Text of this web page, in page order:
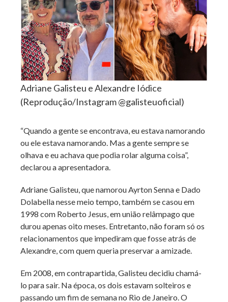
Adriane Galisteu e Alexandre Iódice
(Reprodução/Instagram @galisteuoficial)
“Quando a gente se encontrava, eu estava namorando
ou ele estava namorando. Mas a gente sempre se
olhava e eu achava que podia rolar alguma coisa”,
declarou a apresentadora.
Adriane Galisteu, que namorou Ayrton Senna e Dado
Dolabella nesse meio tempo, também se casou em
1998 com Roberto Jesus, em união relâmpago que
durou apenas oito meses. Entretanto, não foram só os
relacionamentos que impediram que fosse atrás de
Alexandre, com quem queria preservar a amizade.
Em 2008, em contrapartida, Galisteu decidiu chamá-
lo para sair. Na época, os dois estavam solteiros e
passando um fim de semana no Rio de Janeiro. O